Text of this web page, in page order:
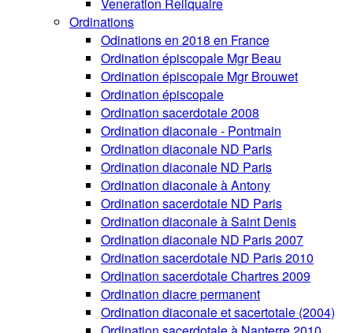
Veneration Reliquaire
Ordinations
Odinations en 2018 en France
Ordination épiscopale Mgr Beau
Ordination épiscopale Mgr Brouwet
Ordination épiscopale
Ordination sacerdotale 2008
Ordination diaconale - Pontmain
Ordination diaconale ND Paris
Ordination diaconale ND Paris
Ordination diaconale à Antony
Ordination sacerdotale ND Paris
Ordination diaconale à Saint Denis
Ordination diaconale ND Paris 2007
Ordination sacerdotale ND Paris 2010
Ordination sacerdotale Chartres 2009
Ordination diacre permanent
Ordination diaconale et sacertotale (2004)